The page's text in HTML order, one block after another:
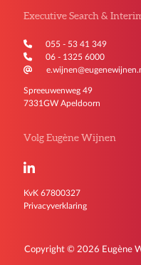
Executive Search &
055 - 53 41 349
06 - 1325 6000
Spreeuwenweg 49
7331GW Apeldoorn
Volg Eugène Wijnen
KvK 67800327
Privacyverklaring
Copyright © 2026